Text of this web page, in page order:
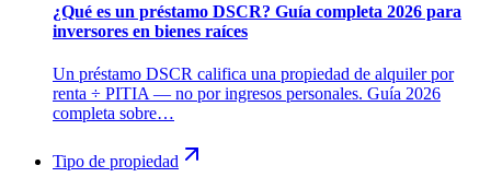
¿Qué es un préstamo DSCR? Guía completa 2026 para
inversores en bienes raíces
Un préstamo DSCR califica una propiedad de alquiler por
renta ÷ PITIA — no por ingresos personales. Guía 2026
completa sobre…
Tipo de propiedad